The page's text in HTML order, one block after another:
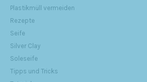
Plastikmüll vermeiden
Rezepte
Seife
Silver Clay
Soleseife
Tipps und Tricks